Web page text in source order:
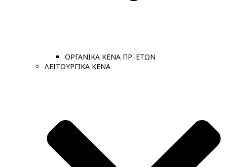
ΟΡΓΑΝΙΚΑ ΚΕΝΑ ΠΡ. ΕΤΩΝ
ΛΕΙΤΟΥΡΓΙΚΑ ΚΕΝΑ